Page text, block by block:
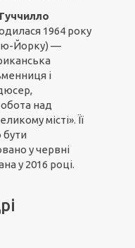
1964 року
Йорку) —
і
над
місті». Її
у червні
у 2016 році.